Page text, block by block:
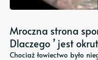
Mroczna strona
Dlaczego ’ jest
Chociaż łowiectwo było